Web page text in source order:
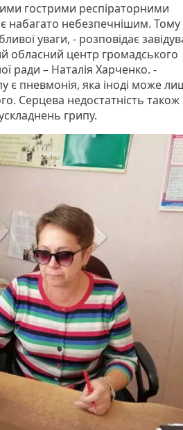
гострими респіраторними
набагато небезпечнішим.
уваги, - розповідає
обласний центр громадського
ради – Наталія Харченко. -
є пневмонія, яка іноді може
Серцева недостатність також
грипу.